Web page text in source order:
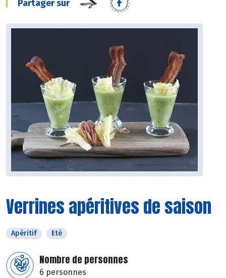
Partager sur
Verrines apéritives de saison
Apéritif Eté
Nombre de personnes
6 personnes